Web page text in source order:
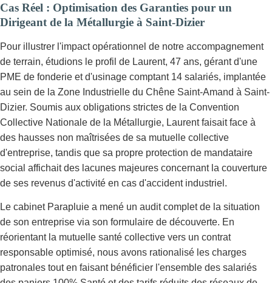
Cas Réel : Optimisation des Garanties pour un
Dirigeant de la Métallurgie à Saint-Dizier
Pour illustrer l'impact opérationnel de notre accompagnement
de terrain, étudions le profil de Laurent, 47 ans, gérant d'une
PME de fonderie et d'usinage comptant 14 salariés, implantée
au sein de la Zone Industrielle du Chêne Saint-Amand à Saint-
Dizier. Soumis aux obligations strictes de la Convention
Collective Nationale de la Métallurgie, Laurent faisait face à
des hausses non maîtrisées de sa mutuelle collective
d'entreprise, tandis que sa propre protection de mandataire
social affichait des lacunes majeures concernant la couverture
de ses revenus d'activité en cas d'accident industriel.
Le cabinet Parapluie a mené un audit complet de la situation
de son entreprise via son formulaire de découverte. En
réorientant la mutuelle santé collective vers un contrat
responsable optimisé, nous avons rationalisé les charges
patronales tout en faisant bénéficier l'ensemble des salariés